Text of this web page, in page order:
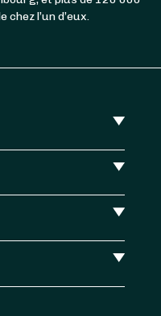
l’un d’eux.